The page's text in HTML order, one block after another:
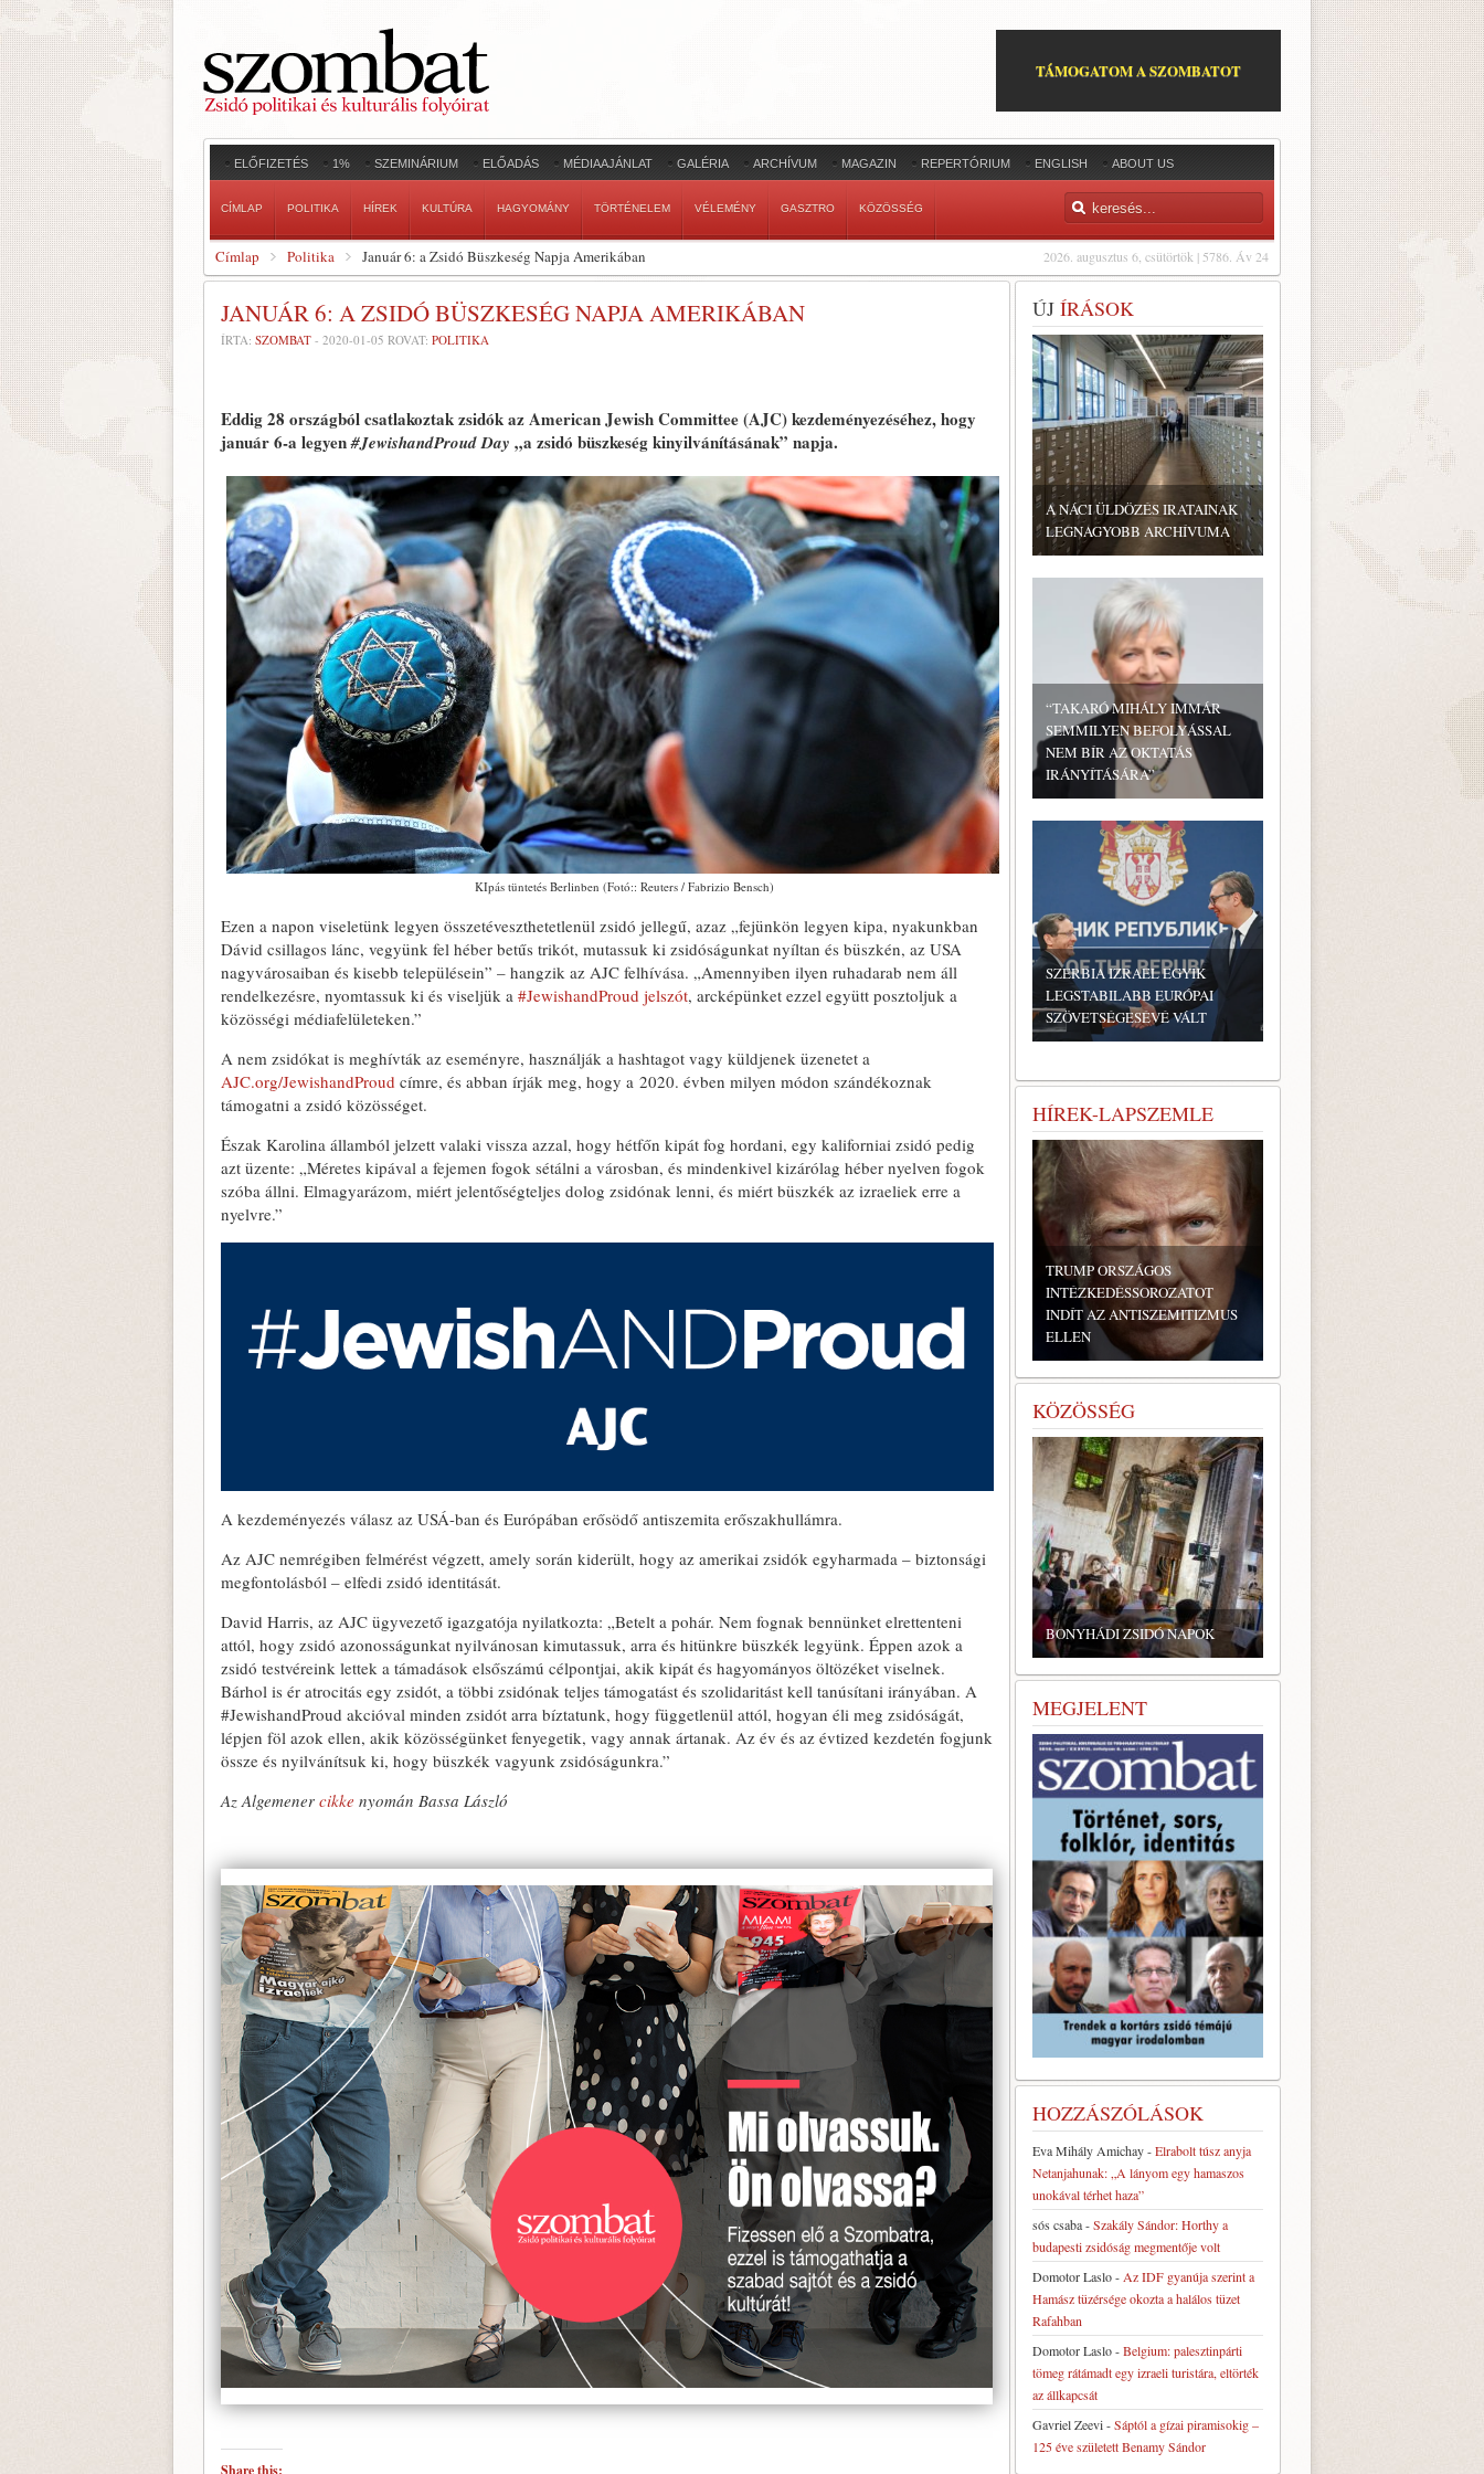
TÁMOGATOM A SZOMBATOT
ELŐFIZETÉS 1% SZEMINÁRIUM ELŐADÁS MÉDIAAJÁNLAT GALÉRIA ARCHÍVUM MAGAZIN REPERTÓRIUM ENGLISH ABOUT US
CÍMLAP POLITIKA HÍREK KULTÚRA HAGYOMÁNY TÖRTÉNELEM VÉLEMÉNY GASZTRO KÖZÖSSÉG
2026. augusztus 6, csütörtök | 5786. Áv 24
Címlap Politika Január 6: a Zsidó Büszkeség Napja Amerikában
JANUÁR 6: A ZSIDÓ BÜSZKESÉG NAPJA AMERIKÁBAN
ÍRTA: SZOMBAT - 2020-01-05 ROVAT: POLITIKA
Eddig 28 országból csatlakoztak zsidók az American Jewish Committee (AJC) kezdeményezéséhez, hogy
január 6-a legyen#JewishandProud Day „a zsidó büszkeség kinyilvánításának” napja.
KIpás tüntetés Berlinben (Fotó:: Reuters / Fabrizio Bensch)
Ezen a napon viseletünk legyen összetéveszthetetlenül zsidó jellegű, azaz „fejünkön legyen kipa, nyakunkban
Dávid csillagos lánc, vegyünk fel héber betűs trikót, mutassuk ki zsidóságunkat nyíltan és büszkén, az USA
nagyvárosaiban és kisebb településein” – hangzik az AJC felhívása. „Amennyiben ilyen ruhadarab nem áll
rendelkezésre, nyomtassuk ki és viseljük a #JewishandProud jelszót, arcképünket ezzel együtt posztoljuk a
közösségi médiafelületeken.”
A nem zsidókat is meghívták az eseményre, használják a hashtagot vagy küldjenek üzenetet a
AJC.org/JewishandProud címre, és abban írják meg, hogy a 2020. évben milyen módon szándékoznak
támogatni a zsidó közösséget.
Észak Karolina államból jelzett valaki vissza azzal, hogy hétfőn kipát fog hordani, egy kaliforniai zsidó pedig
azt üzente: „Méretes kipával a fejemen fogok sétálni a városban, és mindenkivel kizárólag héber nyelven fogok
szóba állni. Elmagyarázom, miért jelentőségteljes dolog zsidónak lenni, és miért büszkék az izraeliek erre a
nyelvre.”
A kezdeményezés válasz az USÁ-ban és Európában erősödő antiszemita erőszakhullámra.
Az AJC nemrégiben felmérést végzett, amely során kiderült, hogy az amerikai zsidók egyharmada – biztonsági
megfontolásból – elfedi zsidó identitását.
David Harris, az AJC ügyvezető igazgatója nyilatkozta: „Betelt a pohár. Nem fognak bennünket elrettenteni
attól, hogy zsidó azonosságunkat nyilvánosan kimutassuk, arra és hitünkre büszkék legyünk. Éppen azok a
zsidó testvéreink lettek a támadások elsőszámú célpontjai, akik kipát és hagyományos öltözéket viselnek.
Bárhol is ér atrocitás egy zsidót, a többi zsidónak teljes támogatást és szolidaritást kell tanúsítani irányában. A
#JewishandProud akcióval minden zsidót arra bíztatunk, hogy függetlenül attól, hogyan éli meg zsidóságát,
lépjen föl azok ellen, akik közösségünket fenyegetik, vagy annak ártanak. Az év és az évtized kezdetén fogjunk
össze és nyilvánítsuk ki, hogy büszkék vagyunk zsidóságunkra.”
Az Algemener cikke nyomán Bassa László
ÚJ ÍRÁSOK
A NÁCI ÜLDÖZÉS IRATAINAK
LEGNAGYOBB ARCHÍVUMA
“TAKARÓ MIHÁLY IMMÁR
SEMMILYEN BEFOLYÁSSAL
NEM BÍR AZ OKTATÁS
IRÁNYÍTÁSÁRA”
SZERBIA IZRAEL EGYIK
LEGSTABILABB EURÓPAI
SZÖVETSÉGESÉVÉ VÁLT
HÍREK-LAPSZEMLE
TRUMP ORSZÁGOS
INTÉZKEDÉSSOROZATOT
INDÍT AZ ANTISZEMITIZMUS
ELLEN
KÖZÖSSÉG
BONYHÁDI ZSIDÓ NAPOK
ZSIDÓ GASZTRONÓMIAI
TALÁLKOZÓ A BONYHÁDI
ZSINAGÓGÁBAN
MEGJELENT
HOZZÁSZÓLÁSOK
Eva Mihály Amichay-Elrabolt túsz anyja
Netanjahunak: „A lányom egy hamaszos
unokával térhet haza”
sós csaba-Szakály Sándor: Horthy a
budapesti zsidóság megmentője volt
Domotor Laslo- Az IDF gyanúja szerint a
Hamász tüzérsége okozta a halálos tüzet
Rafahban
Domotor Laslo-Belgium: palesztinpárti
tömeg rátámadt egy izraeli turistára, eltörték
az állkapcsát
Gavriel Zeevi-Sáptól a gízai piramisokig –
125 éve született Benamy Sándor